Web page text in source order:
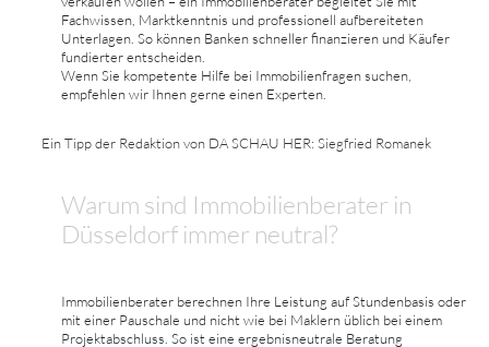
Fachwissen, Marktkenntnis und professionell aufbereiteten
Unterlagen. So können Banken schneller finanzieren und Käufer
fundierter entscheiden.
Wenn Sie kompetente Hilfe bei Immobilienfragen suchen,
empfehlen wir Ihnen gerne einen Experten.
Ein Tipp der Redaktion von DA SCHAU HER: Siegfried Romanek
Warum sind Immobilienberater in
Düsseldorf immer neutral?
Immobilienberater berechnen Ihre Leistung auf Stundenbasis oder
mit einer Pauschale und nicht wie bei Maklern üblich bei einem
Projektabschluss. So ist eine ergebnisneutrale Beratung